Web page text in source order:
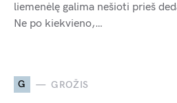
liemenėlę galima nešioti prieš
Ne po kiekvieno,…
G GROŽIS